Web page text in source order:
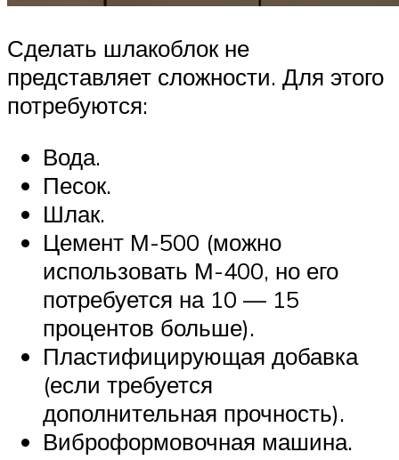
Сделать шлакоблок не
представляет сложности. Для этого
потребуются:
Вода.
Песок.
Шлак.
Цемент М-500 (можно
использовать М-400, но его
потребуется на 10 — 15
процентов больше).
Пластифицирующая добавка
(если требуется
дополнительная прочность).
Виброформовочная машина.